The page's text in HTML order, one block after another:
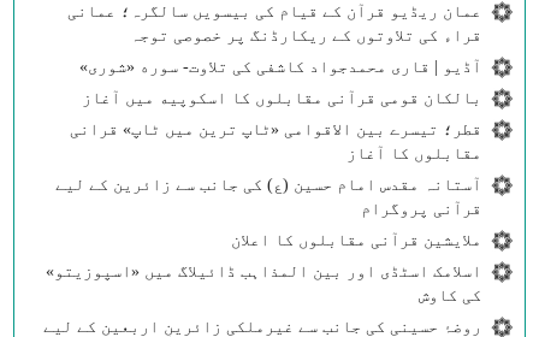
عمان ریڈیو قرآن کے قیام کی بیسویں سالگرہ؛ عمانی
قراء کی تلاوتوں کے ریکارڈنگ پر خصوصی توجہ
آڈیو | قاری محمدجواد کاشفی کی تلاوت- سوره‌‌ «شوری»
بالکان قومی قرآنی مقابلوں کا اسکوپیه میں آغاز
قطر؛ تیسرے بین الاقوامی «ٹاپ ترین میں ٹاپ» قرانی
مقابلوں کا آغاز
آستانہ مقدس امام حسین (ع) کی جانب سے زائرین کے لیے
قرآنی پروگرام
ملایشین قرآنی مقابلوں کا اعلان
اسلامک اسٹڈی اور بین المذاہب ڈائیلاگ میں «اسپوزیتو»
کی کاوش
روضۂ حسینی کی جانب سے غیرملکی زائرینِ اربعین کے لیے